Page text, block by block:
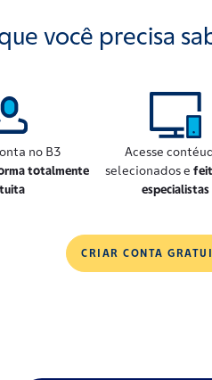
você precisa
no B3
totalmente
Acesse
selecionados e
especialistas
CRIAR CONTA